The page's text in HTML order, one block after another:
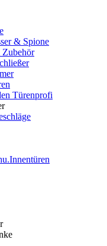
& Spione
Zubehör
Türenprofi